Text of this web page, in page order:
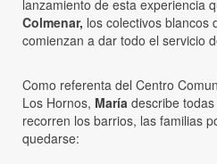
lanzamiento de esta experiencia
Colmenar, los colectivos blancos
comienzan a dar todo el servicio
Como referenta del Centro
Los Hornos, María describe
recorren los barrios, las familias
quedarse: